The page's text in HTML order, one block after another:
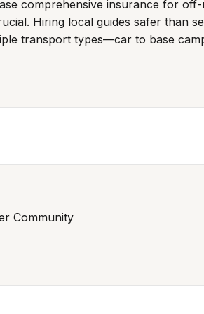
comprehensive insurance for
Hiring local guides safer than
transport types—car to base
Community